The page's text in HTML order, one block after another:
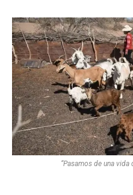
“Pasamos de una